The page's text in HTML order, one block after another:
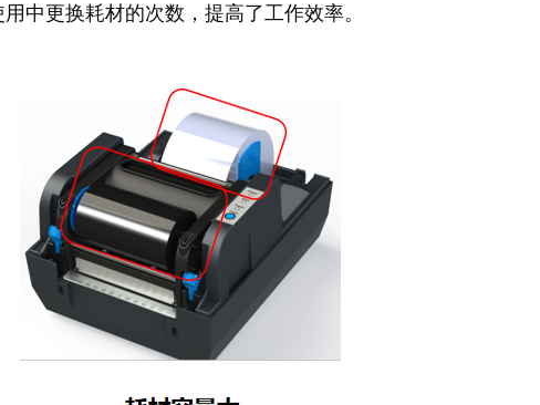
中更换耗材的次数，提高了工作效率。